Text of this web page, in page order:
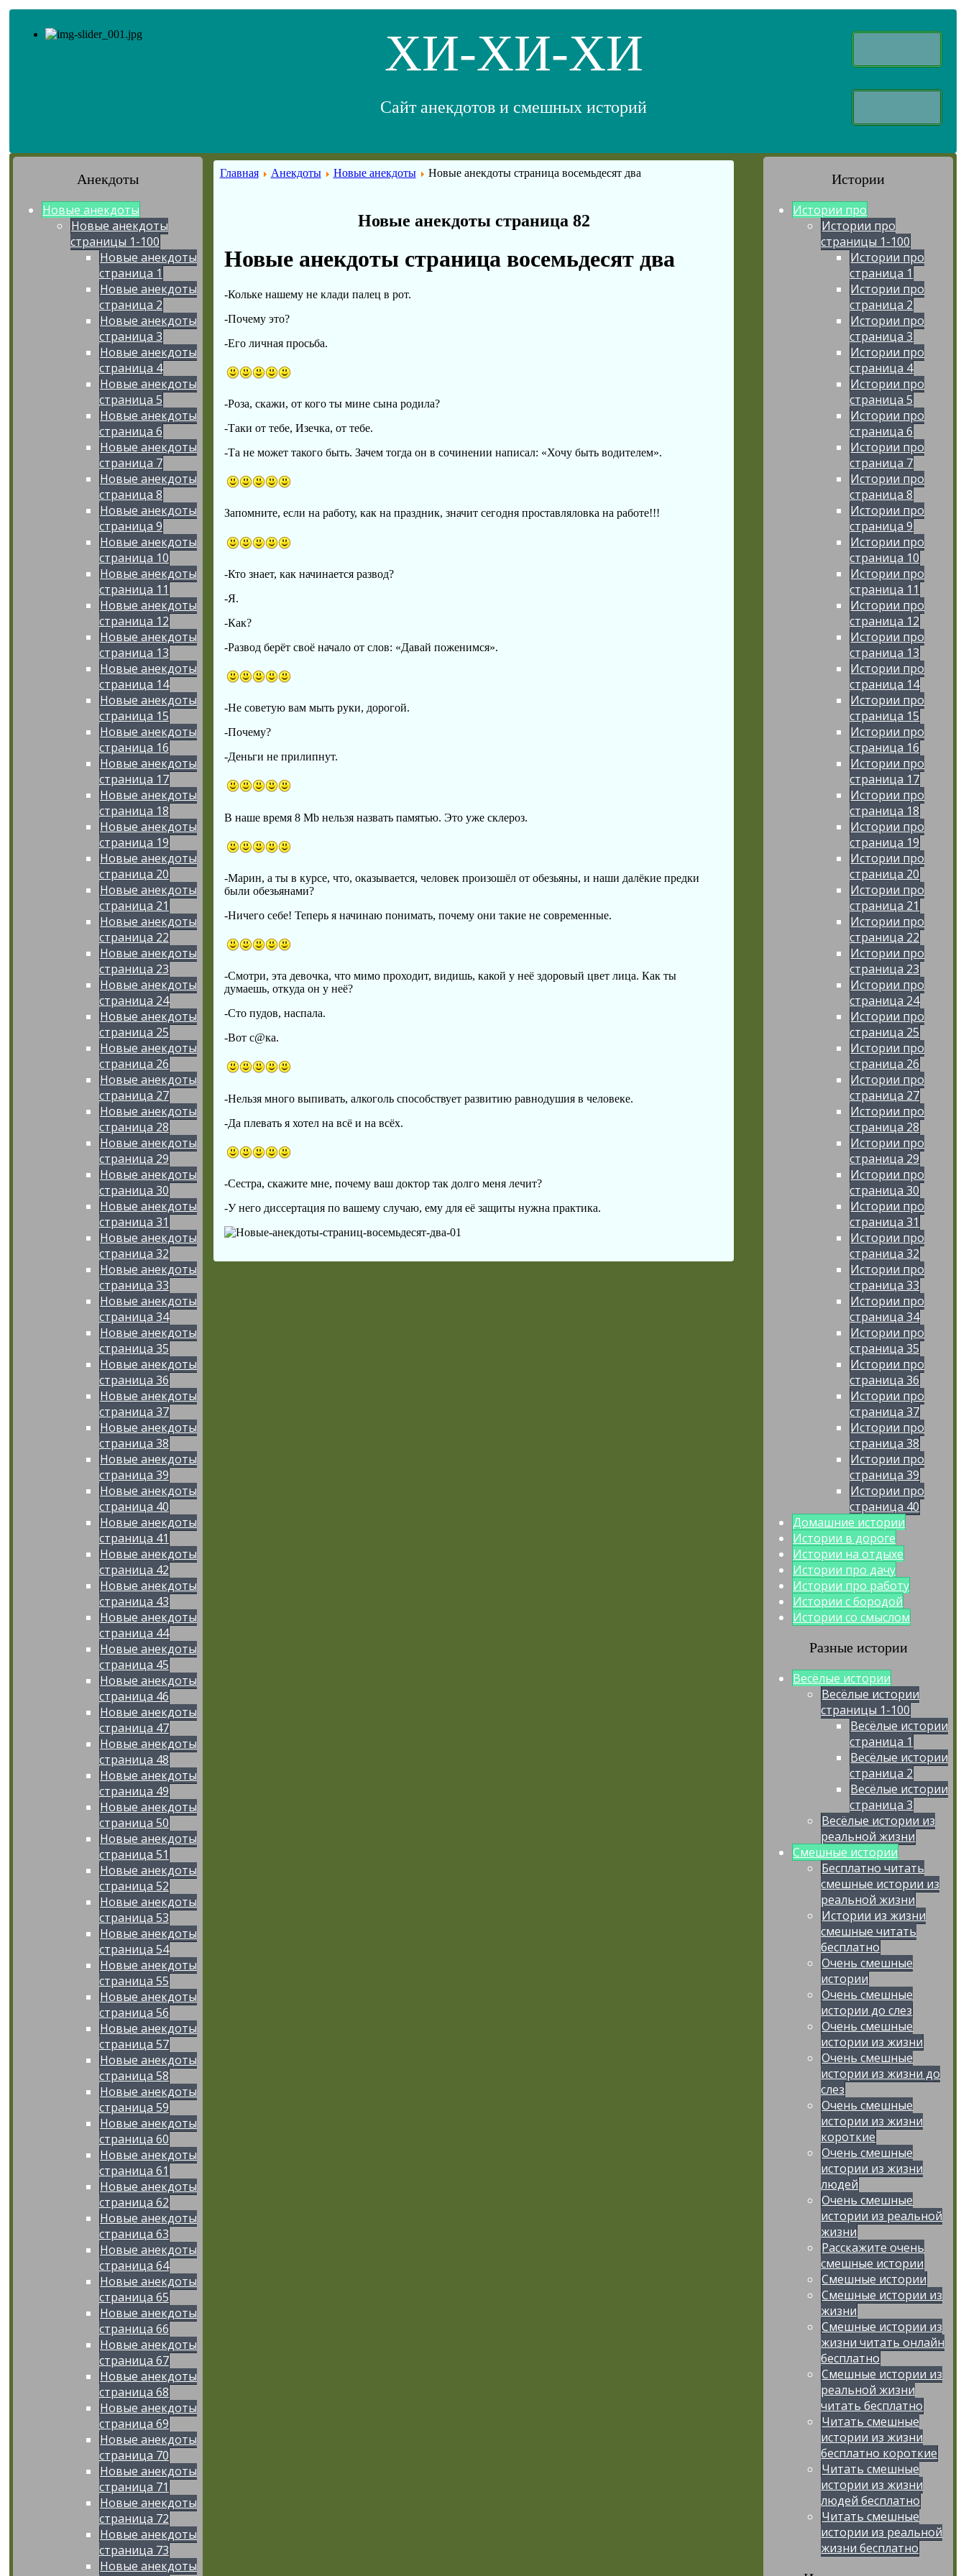
ХИ-ХИ-ХИ
Сайт анекдотов и смешных историй
Анекдоты
Новые анекдоты
Новые анекдоты
страницы 1-100
Новые анекдоты
страница 1
Новые анекдоты
страница 2
Новые анекдоты
страница 3
Новые анекдоты
страница 4
Новые анекдоты
страница 5
Новые анекдоты
страница 6
Новые анекдоты
страница 7
Новые анекдоты
страница 8
Новые анекдоты
страница 9
Новые анекдоты
страница 10
Новые анекдоты
страница 11
Новые анекдоты
страница 12
Новые анекдоты
страница 13
Новые анекдоты
страница 14
Новые анекдоты
страница 15
Новые анекдоты
страница 16
Новые анекдоты
страница 17
Новые анекдоты
страница 18
Новые анекдоты
страница 19
Новые анекдоты
страница 20
Новые анекдоты
страница 21
Новые анекдоты
страница 22
Новые анекдоты
страница 23
Новые анекдоты
страница 24
Новые анекдоты
страница 25
Новые анекдоты
страница 26
Новые анекдоты
страница 27
Новые анекдоты
страница 28
Новые анекдоты
страница 29
Новые анекдоты
страница 30
Новые анекдоты
страница 31
Новые анекдоты
страница 32
Новые анекдоты
страница 33
Новые анекдоты
страница 34
Новые анекдоты
страница 35
Новые анекдоты
страница 36
Новые анекдоты
страница 37
Новые анекдоты
страница 38
Новые анекдоты
страница 39
Новые анекдоты
страница 40
Новые анекдоты
страница 41
Новые анекдоты
страница 42
Новые анекдоты
страница 43
Новые анекдоты
страница 44
Новые анекдоты
страница 45
Новые анекдоты
страница 46
Новые анекдоты
страница 47
Новые анекдоты
страница 48
Новые анекдоты
страница 49
Новые анекдоты
страница 50
Новые анекдоты
страница 51
Новые анекдоты
страница 52
Новые анекдоты
страница 53
Новые анекдоты
страница 54
Новые анекдоты
страница 55
Новые анекдоты
страница 56
Новые анекдоты
страница 57
Новые анекдоты
страница 58
Новые анекдоты
страница 59
Новые анекдоты
страница 60
Новые анекдоты
страница 61
Новые анекдоты
страница 62
Новые анекдоты
страница 63
Новые анекдоты
страница 64
Новые анекдоты
страница 65
Новые анекдоты
страница 66
Новые анекдоты
страница 67
Новые анекдоты
страница 68
Новые анекдоты
страница 69
Новые анекдоты
страница 70
Новые анекдоты
страница 71
Новые анекдоты
страница 72
Новые анекдоты
страница 73
Новые анекдоты
Главная Анекдоты Новые анекдоты Новые анекдоты страница восемьдесят два
Новые анекдоты страница 82
Новые анекдоты страница восемьдесят два
-Кольке нашему не клади палец в рот.
-Почему это?
-Его личная просьба.
-Роза, скажи, от кого ты мине сына родила?
-Таки от тебе, Изечка, от тебе.
-Та не может такого быть. Зачем тогда он в сочинении написал: «Хочу быть водителем».
Запомните, если на работу, как на праздник, значит сегодня проставляловка на работе!!!
-Кто знает, как начинается развод?
-Я.
-Как?
-Развод берёт своё начало от слов: «Давай поженимся».
-Не советую вам мыть руки, дорогой.
-Почему?
-Деньги не прилипнут.
В наше время 8 Mb нельзя назвать памятью. Это уже склероз.
-Марин, а ты в курсе, что, оказывается, человек произошёл от обезьяны, и наши далёкие предки
были обезьянами?
-Ничего себе! Теперь я начинаю понимать, почему они такие не современные.
-Смотри, эта девочка, что мимо проходит, видишь, какой у неё здоровый цвет лица. Как ты
думаешь, откуда он у неё?
-Сто пудов, наспала.
-Вот с@ка.
-Нельзя много выпивать, алкоголь способствует развитию равнодушия в человеке.
-Да плевать я хотел на всё и на всёх.
-Сестра, скажите мне, почему ваш доктор так долго меня лечит?
-У него диссертация по вашему случаю, ему для её защиты нужна практика.
Истории
Истории про
Истории про
страницы 1-100
Истории про
страница 1
Истории про
страница 2
Истории про
страница 3
Истории про
страница 4
Истории про
страница 5
Истории про
страница 6
Истории про
страница 7
Истории про
страница 8
Истории про
страница 9
Истории про
страница 10
Истории про
страница 11
Истории про
страница 12
Истории про
страница 13
Истории про
страница 14
Истории про
страница 15
Истории про
страница 16
Истории про
страница 17
Истории про
страница 18
Истории про
страница 19
Истории про
страница 20
Истории про
страница 21
Истории про
страница 22
Истории про
страница 23
Истории про
страница 24
Истории про
страница 25
Истории про
страница 26
Истории про
страница 27
Истории про
страница 28
Истории про
страница 29
Истории про
страница 30
Истории про
страница 31
Истории про
страница 32
Истории про
страница 33
Истории про
страница 34
Истории про
страница 35
Истории про
страница 36
Истории про
страница 37
Истории про
страница 38
Истории про
страница 39
Истории про
страница 40
Домашние истории
Истории в дороге
Истории на отдыхе
Истории про дачу
Истории про работу
Истории с бородой
Истории со смыслом
Разные истории
Весёлые истории
Весёлые истории
страницы 1-100
Весёлые истории
страница 1
Весёлые истории
страница 2
Весёлые истории
страница 3
Весёлые истории из
реальной жизни
Смешные истории
Бесплатно читать
смешные истории из
реальной жизни
Истории из жизни
смешные читать
бесплатно
Очень смешные
истории
Очень смешные
истории до слез
Очень смешные
истории из жизни
Очень смешные
истории из жизни до
слез
Очень смешные
истории из жизни
короткие
Очень смешные
истории из жизни
людей
Очень смешные
истории из реальной
жизни
Расскажите очень
смешные истории
Смешные истории
Смешные истории из
жизни
Смешные истории из
жизни читать онлайн
бесплатно
Смешные истории из
реальной жизни
читать бесплатно
Читать смешные
истории из жизни
бесплатно короткие
Читать смешные
истории из жизни
людей бесплатно
Читать смешные
истории из реальной
жизни бесплатно